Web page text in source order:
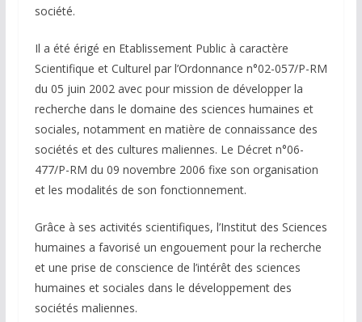
société.
Il a été érigé en Etablissement Public à caractère
Scientifique et Culturel par l’Ordonnance n°02-057/P-RM
du 05 juin 2002 avec pour mission de développer la
recherche dans le domaine des sciences humaines et
sociales, notamment en matière de connaissance des
sociétés et des cultures maliennes. Le Décret n°06-
477/P-RM du 09 novembre 2006 fixe son organisation
et les modalités de son fonctionnement.
Grâce à ses activités scientifiques, l’Institut des Sciences
humaines a favorisé un engouement pour la recherche
et une prise de conscience de l’intérêt des sciences
humaines et sociales dans le développement des
sociétés maliennes.